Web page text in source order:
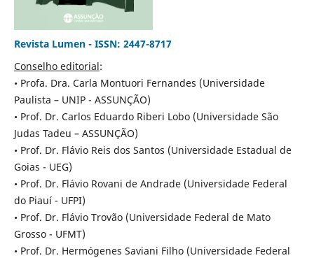
Revista Lumen - ISSN: 2447-8717
Conselho editorial:
• Profa. Dra. Carla Montuori Fernandes (Universidade
Paulista – UNIP - ASSUNÇÃO)
• Prof. Dr. Carlos Eduardo Riberi Lobo (Universidade São
Judas Tadeu – ASSUNÇÃO)
• Prof. Dr. Flávio Reis dos Santos (Universidade Estadual de
Goias - UEG)
• Prof. Dr. Flávio Rovani de Andrade (Universidade Federal
do Piauí - UFPI)
• Prof. Dr. Flávio Trovão (Universidade Federal de Mato
Grosso - UFMT)
• Prof. Dr. Hermógenes Saviani Filho (Universidade Federal